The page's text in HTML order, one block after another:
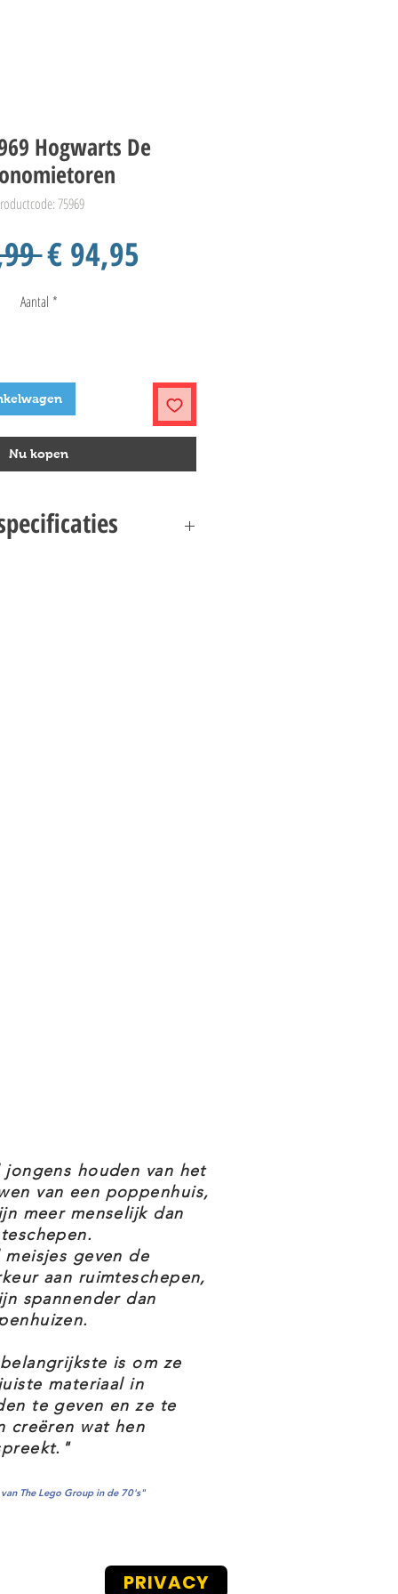
Hogwarts De
75969
Normale
prijs
€ 94,95
Aantal *
Nu kopen
jongens houden van het
van een poppenhuis,
meer menselijk dan
meisjes geven de
aan ruimteschepen,
spannender dan
is om ze
materiaal in
te geven en ze te
creëren wat hen
The Lego Group in de 70's"
PRIVACY